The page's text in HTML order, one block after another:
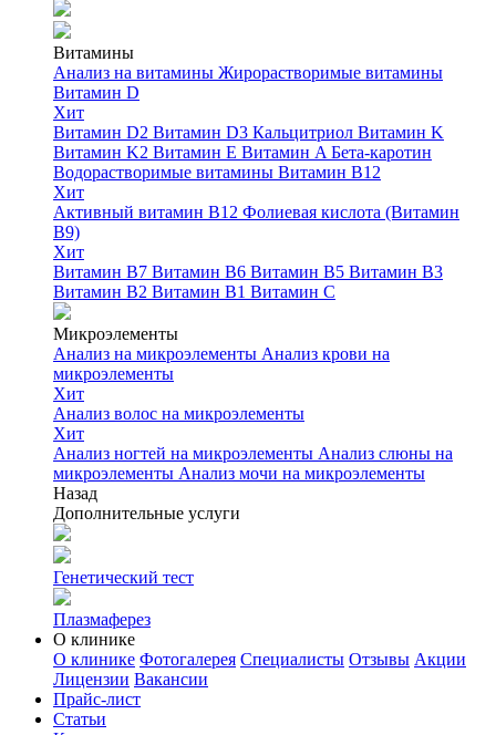
Витамины
Анализ на витамины Жирорастворимые витамины
Витамин D
Хит
Витамин D2 Витамин D3 Кальцитриол Витамин K
Витамин K2 Витамин E Витамин A Бета-каротин
Водорастворимые витамины Витамин B12
Хит
Активный витамин B12 Фолиевая кислота (Витамин
B9)
Хит
Витамин B7 Витамин B6 Витамин B5 Витамин B3
Витамин B2 Витамин B1 Витамин C
Микроэлементы
Анализ на микроэлементы Анализ крови на
микроэлементы
Хит
Анализ волос на микроэлементы
Хит
Анализ ногтей на микроэлементы Анализ слюны на
микроэлементы Анализ мочи на микроэлементы
Назад
Дополнительные услуги
Генетический тест
Плазмаферез
О клинике
О клинике Фотогалерея Специалисты Отзывы Акции
Лицензии Вакансии
Прайс-лист
Статьи